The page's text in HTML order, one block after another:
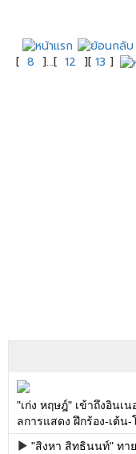
[ 8 ]...[ 12 ][ 13 ]
"เก่ง หฤษฎ์" เข้าถึงอินเ
ลการแสดง ฝึกร้อง-เต้น
"สิงหา สิทธินนท์" ทา